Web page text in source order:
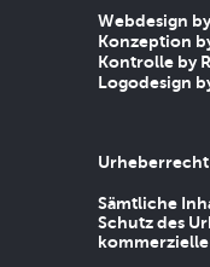
Webdesign
Konzeption
Kontrolle by
Logodesign
Urheberrecht
Sämtliche
Schutz des